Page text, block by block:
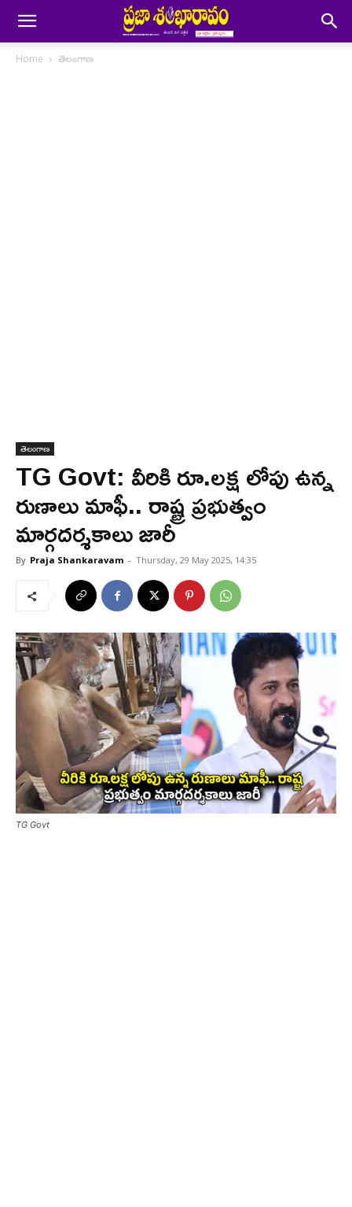
Home తెలంగాణ
తెలంగాణ
TG Govt: వీరికి రూ.లక్ష లోపు ఉన్న
రుణాలు మాఫీ.. రాష్ట్ర ప్రభుత్వం
మార్గదర్శకాలు జారీ
By Praja Shankaravam - Thursday, 29 May 2025, 14:35
TG Govt